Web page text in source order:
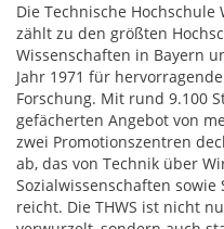
Die Technische Hochschule
zählt zu den größten
Wissenschaften in Bayern
Jahr 1971 für
Forschung. Mit rund 9.100
gefächerten Angebot von
zwei Promotionszentren
ab, das von Technik über
Sozialwissenschaften
reicht. Die THWS ist nicht